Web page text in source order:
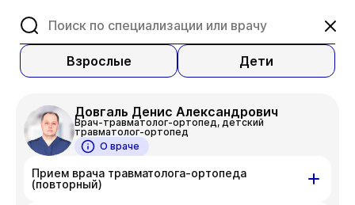
Взрослые Дети
Довгаль Денис Александрович
Врач-травматолог-ортопед, детский
травматолог-ортопед
О враче
Прием врача травматолога-ортопеда
(повторный)